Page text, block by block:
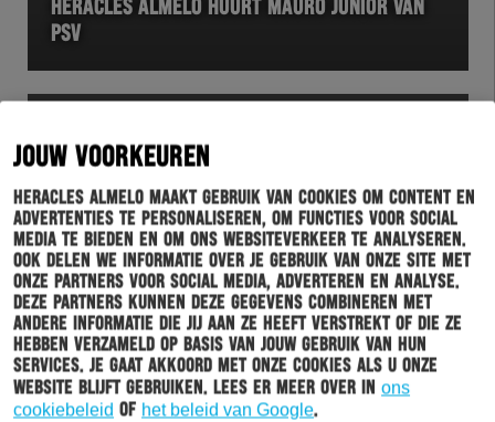
JOUW VOORKEUREN
Heracles Almelo maakt gebruik van cookies om content en
advertenties te personaliseren, om functies voor social
media te bieden en om ons websiteverkeer te analyseren.
Ook delen we informatie over je gebruik van onze site met
onze partners voor social media, adverteren en analyse.
Deze partners kunnen deze gegevens combineren met
andere informatie die jij aan ze heeft verstrekt of die ze
hebben verzameld op basis van jouw gebruik van hun
services. Je gaat akkoord met onze cookies als u onze
website blijft gebruiken. Lees er meer over in ons
cookiebeleid of het beleid van Google.
HERACLES ALMELO HUURT MAURO JUNIOR VAN
PSV
HERACLES 07-07-2019
HERACLES ALMELO CONTRACTEERT ADRIAN
SZÖKE